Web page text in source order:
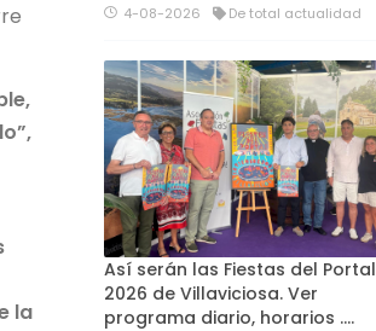
la
4-08-2026 De total actualidad
Así serán las Fiestas del Portal
2026 de Villaviciosa. Ver
programa diario, horarios ….